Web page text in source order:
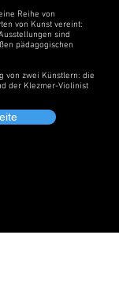
Reihe von
von Kunst vereint:
sind
pädagogischen
von zwei Künstlern: die
der Klezmer-Violinist